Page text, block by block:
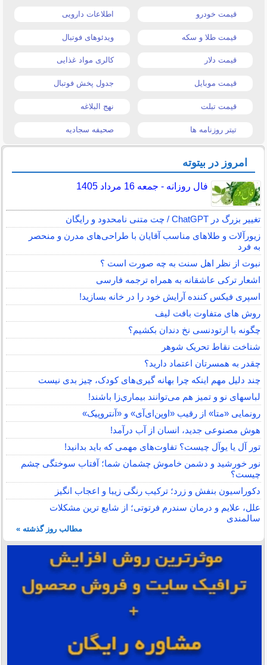
قیمت خودرو اطلاعات دارویی
قیمت طلا و سکه ویدئوهای فوتبال
قیمت دلار کالری مواد غذایی
قیمت موبایل جدول پخش فوتبال
قیمت تبلت نهج البلاغه
تیتر روزنامه ها صحیفه سجادیه
امروز در بیتوته
فال روزانه - جمعه 16 مرداد 1405
تغییر بزرگ در ChatGPT / چت متنی نامحدود و رایگان
زیورآلات و طلاهای مناسب آقایان با طراحی‌های مدرن و منحصر
به فرد
نبوت از نظر اهل سنت به چه صورت است ؟
اشعار ترکی عاشقانه به همراه ترجمه فارسی
اسپری فیکس کننده آرایش خود را در خانه بسازید!
روش های متفاوت بافت لیف
چگونه با ارتودنسی نخ دندان بکشیم؟
شناخت نقاط تحریک شوهر
چقدر به همسرتان اعتماد دارید؟
چند دلیل مهم اینکه چرا بهانه گیری‌های کودک، چیز بدی نیست
لباس‎های نو و تمیز هم می‌توانند بیماری‌زا باشند!
رونمایی «متا» از رقیب «اوپن‌ای‌آی» و «آنتروپیک»
هوش مصنوعی جدید، انسان از آب درآمد!
تور آل یا یوآل چیست؟ تفاوت‌های مهمی که باید بدانید!
نور خورشید و دشمن خاموش چشمان شما؛ آفتاب سوختگی چشم
چیست؟
دکوراسیون بنفش و زرد؛ ترکیب رنگی زیبا و اعجاب انگیز
علل، علایم و درمان سندرم فرتوتی؛ از شایع ترین مشکلات
سالمندی
مطالب روز گذشته »